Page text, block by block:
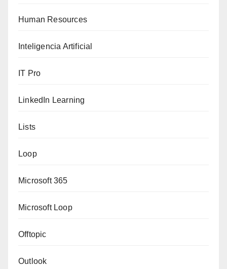
Human Resources
Inteligencia Artificial
IT Pro
LinkedIn Learning
Lists
Loop
Microsoft 365
Microsoft Loop
Offtopic
Outlook